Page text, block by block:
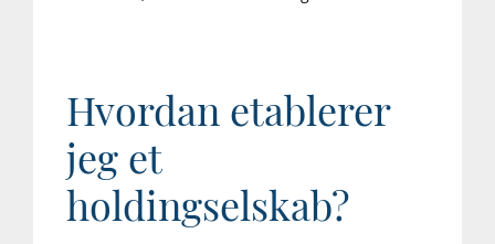
Hvordan etablerer
jeg et
holdingselskab?